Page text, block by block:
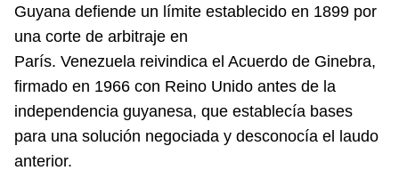
Guyana defiende un límite establecido en 1899 por
una corte de arbitraje en
París. Venezuela reivindica el Acuerdo de Ginebra,
firmado en 1966 con Reino Unido antes de la
independencia guyanesa, que establecía bases
para una solución negociada y desconocía el laudo
anterior.